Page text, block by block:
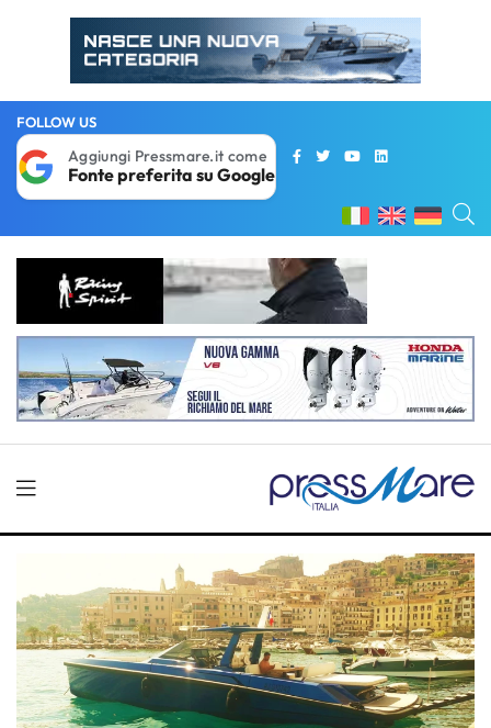
FOLLOW US
Aggiungi Pressmare.it come
Fonte preferita su Google